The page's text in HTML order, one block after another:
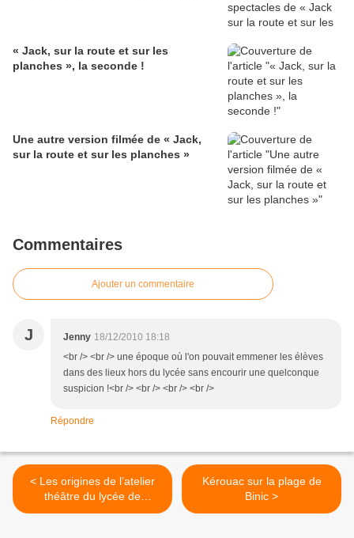
« Jack, sur la route et sur les
planches », la seconde !
Une autre version filmée de « Jack,
sur la route et sur les planches »
Commentaires
Ajouter un commentaire
J Jenny 18/12/2010 18:18
<br /> <br /> une époque où l'on pouvait emmener les élèves
dans des lieux hors du lycée sans encourir une quelconque
suspicion !<br /> <br /> <br /> <br />
Répondre
< Les origines de l’atelier
théâtre du lycée de
Loudéac
Kérouac sur la plage de
Binic >